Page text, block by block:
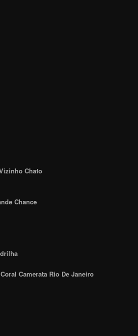
Chato
Chance
Camerata Rio De Janeiro